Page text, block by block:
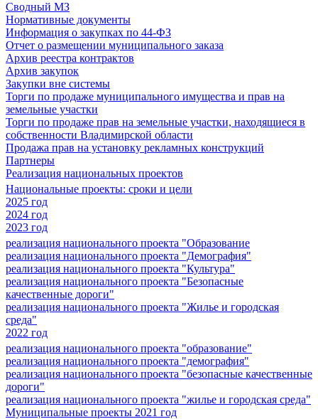
Сводный МЗ
Нормативные документы
Информация о закупках по 44-ФЗ
Отчет о размещении муниципального заказа
Архив реестра контрактов
Архив закупок
Закупки вне системы
Торги по продаже муниципального имущества и прав на
земельные участки
Торги по продаже прав на земельные участки, находящиеся в
собственности Владимирской области
Продажа прав на установку рекламных конструкций
Партнеры
Реализация национальных проектов
Национальные проекты: сроки и цели
2025 год
2024 год
2023 год
реализация национального проекта "Образование
реализация национального проекта "Демография"
реализация национального проекта "Культура"
реализация национального проекта "Безопасные
качественные дороги"
реализация национального проекта "Жилье и городская
среда"
2022 год
реализация национального проекта "образование"
реализация национального проекта "демография"
реализация национального проекта "безопасные качественные
дороги"
реализация национального проекта "жилье и городская среда"
Муниципальные проекты 2021 год